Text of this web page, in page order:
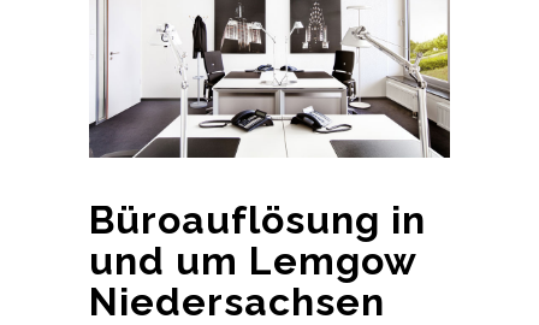
Büroauflösung in
und um Lemgow
Niedersachsen